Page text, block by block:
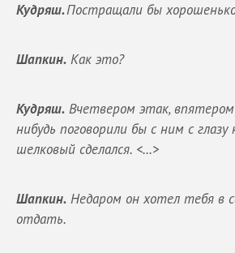
Кудряш.Постращали бы
Шапкин. Как это?
Кудряш. Вчетвером этак, впятером
нибудь поговорили бы с ним с
шелковый сделался. <...>
Шапкин. Недаром он хотел тебя в
отдать.